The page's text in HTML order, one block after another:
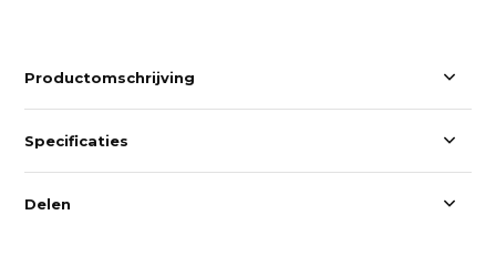
Productomschrijving
Specificaties
Delen